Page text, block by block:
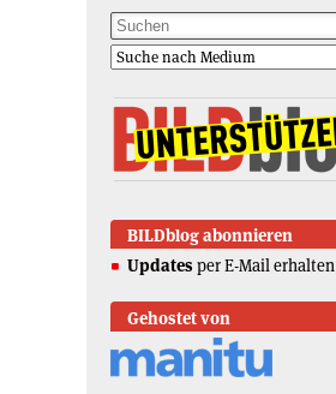
BILDblog abonnieren
Updates per E-Mail erhalten
Gehostet von